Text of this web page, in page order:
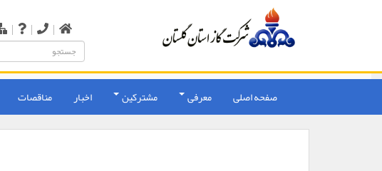
|
|
|
صفحه اصلی معرفی مشترکین اخبار مناقصات